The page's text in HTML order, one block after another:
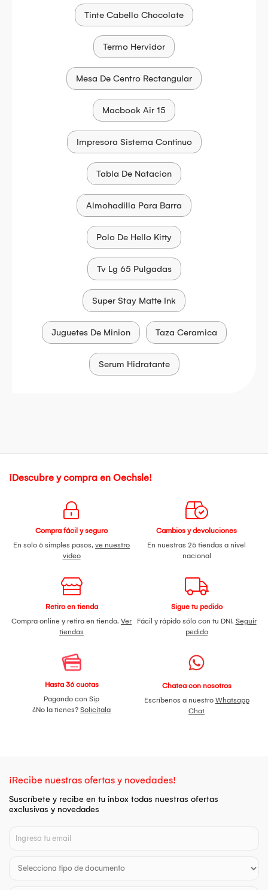
Tinte Cabello Chocolate
Termo Hervidor
Mesa De Centro Rectangular
Macbook Air 15
Impresora Sistema Continuo
Tabla De Natacion
Almohadilla Para Barra
Polo De Hello Kitty
Tv Lg 65 Pulgadas
Super Stay Matte Ink
Juguetes De Minion Taza Ceramica
Serum Hidratante
¡Descubre y compra en Oechsle!
Compra fácil y seguro
En solo 6 simples pasos, ve nuestro
video
Cambios y devoluciones
En nuestras 26 tiendas a nivel
nacional
Retiro en tienda
Compra online y retira en tienda. Ver
tiendas
Sigue tu pedido
Fácil y rápido sólo con tu DNI. Seguir
pedido
Hasta 36 cuotas
Pagando con Sip
¿No la tienes? Solicítala
Chatea con nosotros
Escríbenos a nuestro Whatsapp
Chat
¡Recibe nuestras ofertas y novedades!
Suscríbete y recibe en tu inbox todas nuestras ofertas
exclusivas y novedades